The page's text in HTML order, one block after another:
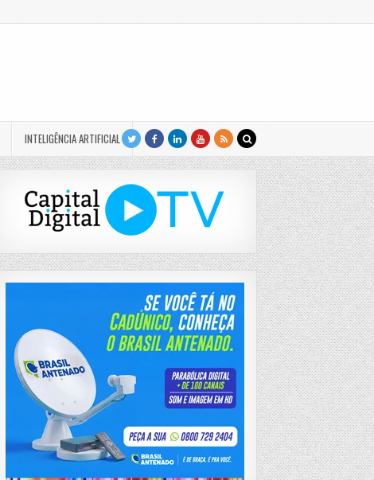
INTELIGÊNCIA ARTIFICIAL